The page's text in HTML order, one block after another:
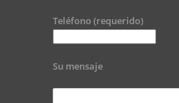
Teléfono (requerido)
Su mensaje